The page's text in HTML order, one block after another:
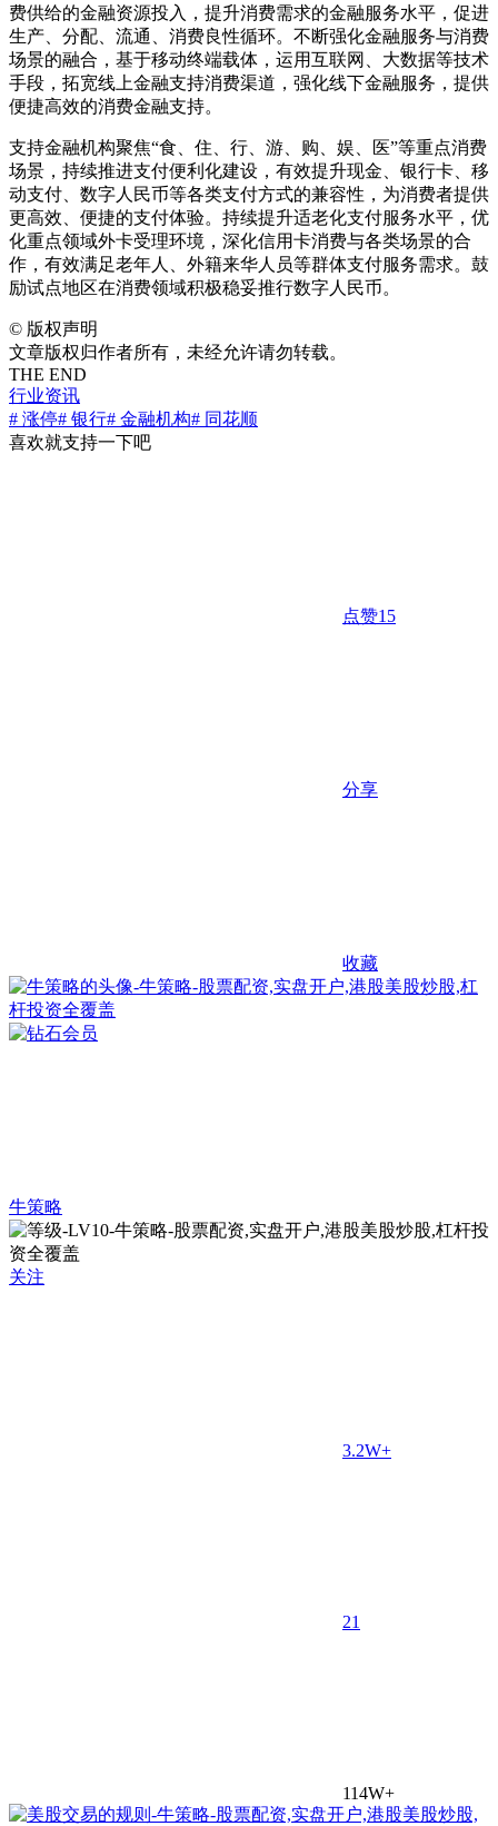
费供给的金融资源投入，提升消费需求的金融服务水平，促进
生产、分配、流通、消费良性循环。不断强化金融服务与消费
场景的融合，基于移动终端载体，运用互联网、大数据等技术
手段，拓宽线上金融支持消费渠道，强化线下金融服务，提供
便捷高效的消费金融支持。
支持金融机构聚焦“食、住、行、游、购、娱、医”等重点消费
场景，持续推进支付便利化建设，有效提升现金、银行卡、移
动支付、数字人民币等各类支付方式的兼容性，为消费者提供
更高效、便捷的支付体验。持续提升适老化支付服务水平，优
化重点领域外卡受理环境，深化信用卡消费与各类场景的合
作，有效满足老年人、外籍来华人员等群体支付服务需求。鼓
励试点地区在消费领域积极稳妥推行数字人民币。
© 版权声明
文章版权归作者所有，未经允许请勿转载。
THE END
行业资讯
# 涨停# 银行# 金融机构# 同花顺
喜欢就支持一下吧
点赞15
分享
收藏
牛策略
关注
3.2W+
21
114W+